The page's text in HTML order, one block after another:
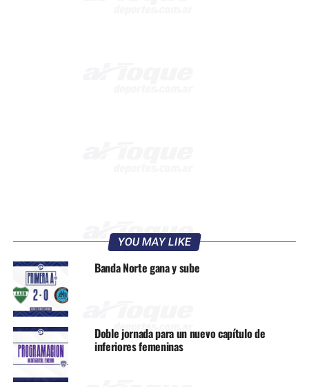
YOU MAY LIKE
Banda Norte gana y sube
Doble jornada para un nuevo capítulo de
inferiores femeninas